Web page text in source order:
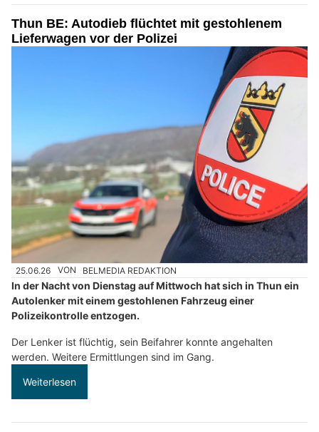
Thun BE: Autodieb flüchtet mit gestohlenem
Lieferwagen vor der Polizei
25.06.26 VON BELMEDIA REDAKTION
In der Nacht von Dienstag auf Mittwoch hat sich in Thun ein
Autolenker mit einem gestohlenen Fahrzeug einer
Polizeikontrolle entzogen.
Der Lenker ist flüchtig, sein Beifahrer konnte angehalten
werden. Weitere Ermittlungen sind im Gang.
Weiterlesen